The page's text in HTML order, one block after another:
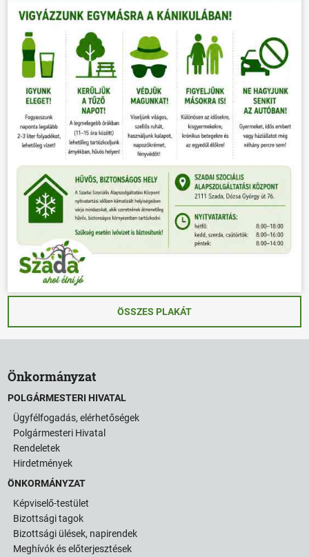
ÖSSZES PLAKÁT
Önkormányzat
POLGÁRMESTERI HIVATAL
Ügyfélfogadás, elérhetőségek
Polgármesteri Hivatal
Rendeletek
Hirdetmények
ÖNKORMÁNYZAT
Képviselő-testület
Bizottsági tagok
Bizottsági ülések, napirendek
Meghívók és előterjesztések